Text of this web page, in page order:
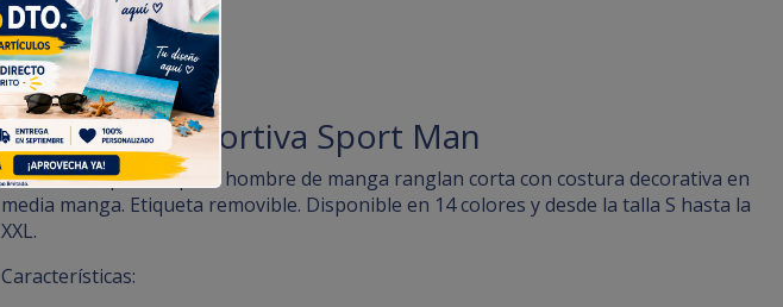
Camiseta Deportiva Sport Man
Camiseta deportiva para hombre de manga ranglan corta con costura decorativa en
media manga. Etiqueta removible. Disponible en 14 colores y desde la talla S hasta la
XXL.
Características: